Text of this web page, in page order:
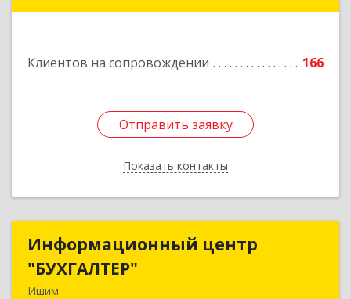
Клиентов на сопровождении 166
Отправить заявку
Показать контакты
Отправить заявку
Назад
Информационный центр
"БУХГАЛТЕР"
Ишим
Информационный центр